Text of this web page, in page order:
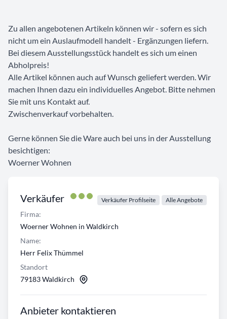
Verkäufer Verkäufer Profilseite Alle Angebote
Firma:
Woerner Wohnen in Waldkirch
Name:
Herr Felix Thümmel
Standort
79183 Waldkirch
Anbieter kontaktieren
Zu allen angebotenen Artikeln können wir - sofern es sich
nicht um ein Auslaufmodell handelt - Ergänzungen liefern.
Bei diesem Ausstellungsstück handelt es sich um einen
Abholpreis!
Alle Artikel können auch auf Wunsch geliefert werden. Wir
machen Ihnen dazu ein individuelles Angebot. Bitte nehmen
Sie mit uns Kontakt auf.
Zwischenverkauf vorbehalten.
Gerne können Sie die Ware auch bei uns in der Ausstellung
besichtigen:
Woerner Wohnen